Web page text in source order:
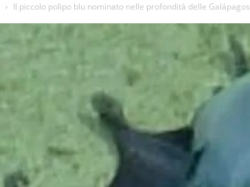
Il piccolo polipo blu nominato nelle profondità delle Galápagos